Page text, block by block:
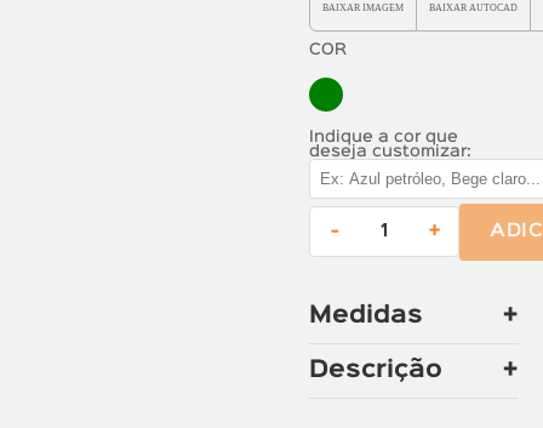
BAIXARIMAGEM BAIXARAUTOCAD
COR
Indique a cor que
deseja customizar:
- +
Medidas
Descrição